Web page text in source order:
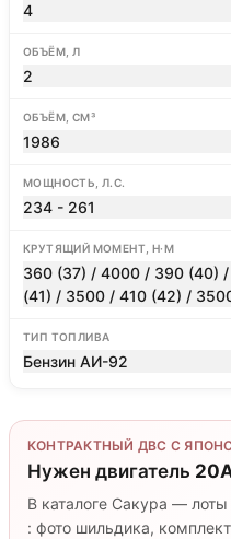
4
ОБЪЁМ, Л
2
ОБЪЁМ, СМ³
1986
МОЩНОСТЬ, Л.С.
234 - 261
КРУТЯЩИЙ МОМЕНТ, Н·М
360 (37) / 4000 / 390 (40)
(41) / 3500 / 410 (42) /
ТИП ТОПЛИВА
Бензин АИ-92
КОНТРАКТНЫЙ ДВС С
Нужен двигатель
В каталоге Сакура —
: фото шильдика,